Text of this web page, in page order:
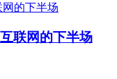
联网的下半场